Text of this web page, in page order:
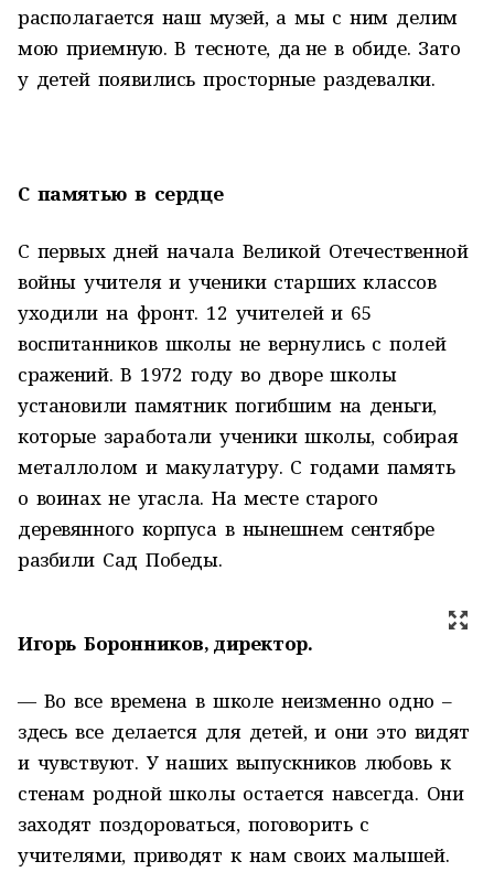
располагается наш музей, а мы с ним делим
мою приемную. В тесноте, да не в обиде. Зато
у детей появились просторные раздевалки.
С памятью в сердце
С первых дней начала Великой Отечественной
войны учителя и ученики старших классов
уходили на фронт. 12 учителей и 65
воспитанников школы не вернулись с полей
сражений. В 1972 году во дворе школы
установили памятник погибшим на деньги,
которые заработали ученики школы, собирая
металлолом и макулатуру. С годами память
о воинах не угасла. На месте старого
деревянного корпуса в нынешнем сентябре
разбили Сад Победы.
Игорь Боронников, директор.
— Во все времена в школе неизменно одно –
здесь все делается для детей, и они это видят
и чувствуют. У наших выпускников любовь к
стенам родной школы остается навсегда. Они
заходят поздороваться, поговорить с
учителями, приводят к нам своих малышей.